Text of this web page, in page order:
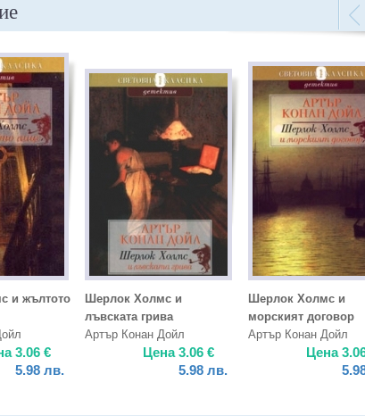
и жълтото
3.06 €
5.98 лв.
Шерлок Холмс и
лъвската грива
Артър Конан Дойл
Цена3.06 €
5.98 лв.
Шерлок Холмс и
морският договор
Артър Конан Дойл
Цена